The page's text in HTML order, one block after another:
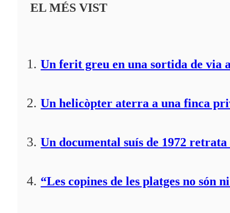
EL MÉS VIST
Un ferit greu en una sortida de via
Un helicòpter aterra a una finca
Un documental suís de 1972
“Les copines de les platges no